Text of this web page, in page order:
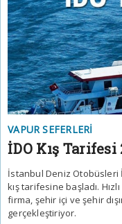
VAPUR SEFERLERI
İDO Kış Tarifesi
İstanbul Deniz Otobüsleri
kış tarifesine başladı.
firma, şehir içi ve şehir
gerçekleştiriyor.